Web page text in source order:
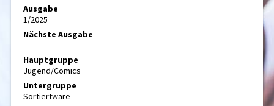
Ausgabe
1/2025
Nächste Ausgabe
-
Hauptgruppe
Jugend/Comics
Untergruppe
Sortiertware